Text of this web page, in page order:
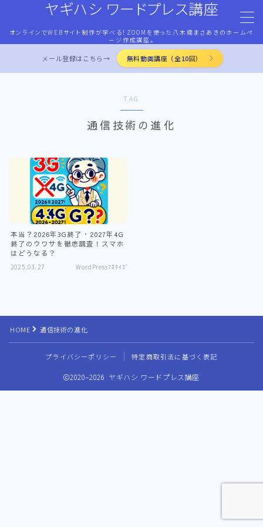
ヤギハシ ワードプレス講座
オンラインでWEBサイト制作が学べる！ZOOMを使った八木橋まさあきのホームペ
ージ作成講座。
MENU
LP作成術
PROFILE
お問合せ
メール登録はこちら→ 無料動画講座（全10回）
TAG
通信技術の進化
本当？2026年3G終了・2027年4G
終了のウワサを徹底調査！スマホ
はどうなる？
2025.03.27 WordPressﾏﾈﾀｲｽﾞ
HOME 通信技術の進化
プライバシーポリシー 特定商取引法に基づく表記
2020–2026 ヤギハシ ワードプレス講座